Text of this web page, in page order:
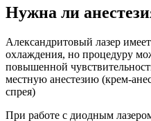
Нужна ли
Александритовый лазер
охлаждения, но процедуру
повышенной
местную анестезию (крем-
спрея)
При работе с диодным